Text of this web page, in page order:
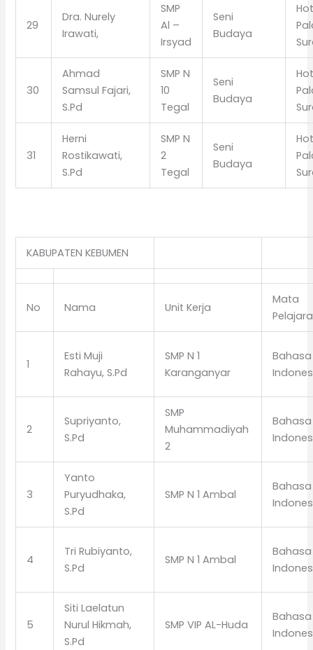
29
Dra. Nurely
Irawati,
SMP
Al –
Irsyad
Seni
Budaya
30
Ahmad
Samsul Fajari,
S.Pd
SMP N
10
Tegal
Seni
Budaya
31
Herni
Rostikawati,
S.Pd
SMP N
2
Tegal
Seni
Budaya
KABUPATEN KEBUMEN
No Nama Unit Kerja
Mata
1
Esti Muji
Rahayu, S.Pd
SMP N 1
Karanganyar
Bahasa
2
Supriyanto,
S.Pd
SMP
Muhammadiyah
2
Bahasa
3
Yanto
Puryudhaka,
S.Pd
SMP N 1 Ambal
Bahasa
4
Tri Rubiyanto,
S.Pd
SMP N 1 Ambal
Bahasa
5
Siti Laelatun
Nurul Hikmah,
S.Pd
SMP VIP AL-Huda
Bahasa